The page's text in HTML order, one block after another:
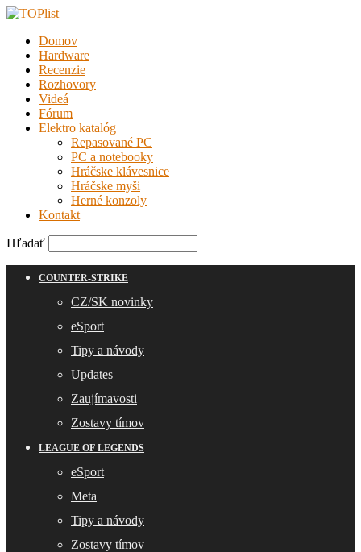
Domov
Hardware
Recenzie
Rozhovory
Videá
Fórum
Elektro katalóg
Repasované PC
PC a notebooky
Hráčske klávesnice
Hráčske myši
Herné konzoly
Kontakt
Hľadať
COUNTER-STRIKE
CZ/SK novinky
eSport
Tipy a návody
Updates
Zaujímavosti
Zostavy tímov
LEAGUE OF LEGENDS
eSport
Meta
Tipy a návody
Zostavy tímov